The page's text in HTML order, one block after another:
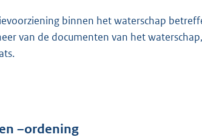
binnen het waterschap
van de documenten van het
–ordening